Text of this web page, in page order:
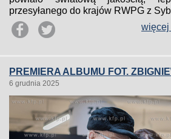
przesyłanego do krajów RWPG z
więcej
PREMIERA ALBUMU FOT.
6 grudnia 2025